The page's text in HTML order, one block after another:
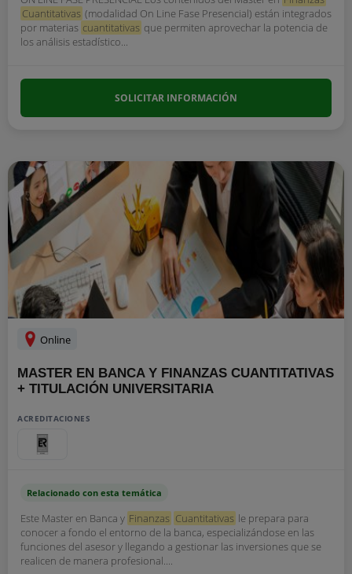
Cuantitativas (modalidad On Line Fase Presencial) están integrados
por materias cuantitativas que permiten aprovechar la potencia de
los análisis estadístico...
SOLICITAR INFORMACIÓN
Online
MASTER EN BANCA Y FINANZAS CUANTITATIVAS
+ TITULACIÓN UNIVERSITARIA
ACREDITACIONES
Relacionado con esta temática
Este Master en Banca y Finanzas Cuantitativas le prepara para
conocer a fondo el entorno de la banca, especializándose en las
funciones del asesor y llegando a gestionar las inversiones que se
realicen de manera profesional....